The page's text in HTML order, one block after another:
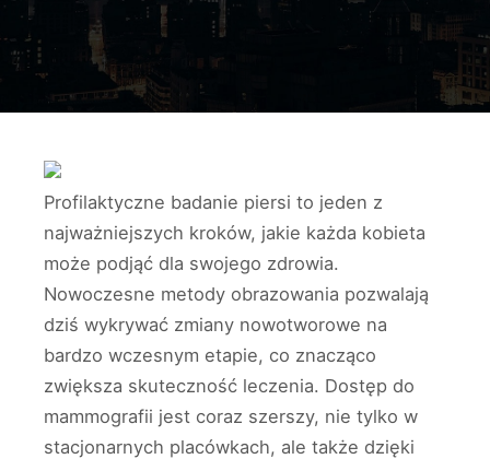
Profilaktyczne badanie piersi to jeden z
najważniejszych kroków, jakie każda kobieta
może podjąć dla swojego zdrowia.
Nowoczesne metody obrazowania pozwalają
dziś wykrywać zmiany nowotworowe na
bardzo wczesnym etapie, co znacząco
zwiększa skuteczność leczenia. Dostęp do
mammografii jest coraz szerszy, nie tylko w
stacjonarnych placówkach, ale także dzięki